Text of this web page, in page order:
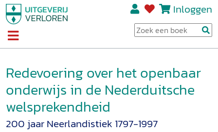
Inloggen
Redevoering over het openbaar
onderwijs in de Nederduitsche
welsprekendheid
200 jaar Neerlandistiek 1797-1997